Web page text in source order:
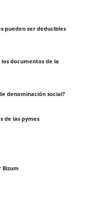
pueden ser deducibles
documentos de la
denominación social?
de las pymes
Bizum